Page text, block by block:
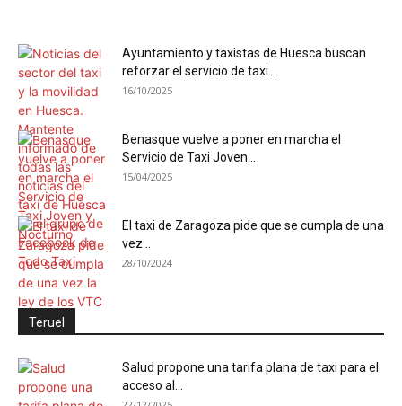
Ayuntamiento y taxistas de Huesca buscan
reforzar el servicio de taxi...
16/10/2025
Benasque vuelve a poner en marcha el
Servicio de Taxi Joven...
15/04/2025
El taxi de Zaragoza pide que se cumpla de una
vez...
28/10/2024
Teruel
Salud propone una tarifa plana de taxi para el
acceso al...